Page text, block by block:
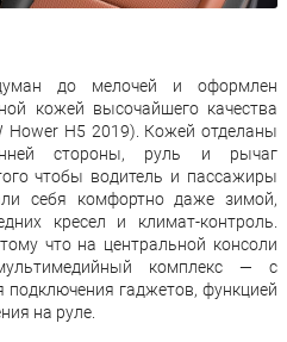
до мелочей и оформлен
кожей высочайшего качества
Hower H5 2019). Кожей отделаны
стороны, руль и рычаг
чтобы водитель и пассажиры
себя комфортно даже зимой,
кресел и климат-контроль.
что на центральной консоли
комплекс — с
гаджетов, функцией
на руле.